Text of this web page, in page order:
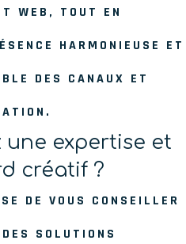
WEB, TOUT EN
HARMONIEUSE ET
DES CANAUX ET
une expertise et
créatif ?
DE VOUS CONSEILLER
SOLUTIONS